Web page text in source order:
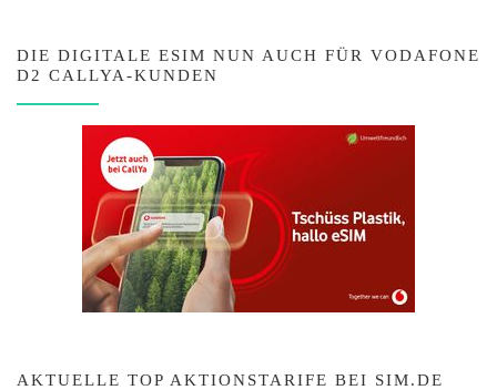
DIE DIGITALE ESIM NUN AUCH FÜR VODAFONE
D2 CALLYA-KUNDEN
AKTUELLE TOP AKTIONSTARIFE BEI SIM.DE